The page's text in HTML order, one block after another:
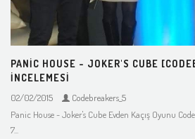
PANIC HOUSE - JOKER'S CUBE
İNCELEMESI
02/02/2015
Codebreakers_5
Panic House - Joker's Cube Evden Kaçış Oyunu
7...